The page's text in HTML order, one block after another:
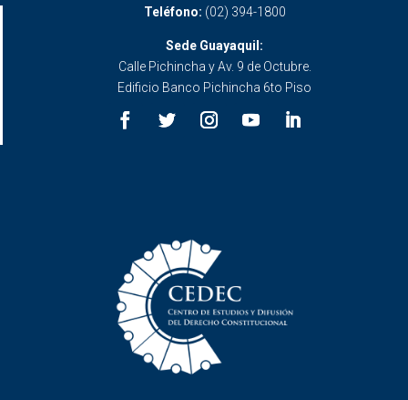
Teléfono: (02) 394-1800
Sede Guayaquil:
Calle Pichincha y Av. 9 de Octubre.
Edificio Banco Pichincha 6to Piso